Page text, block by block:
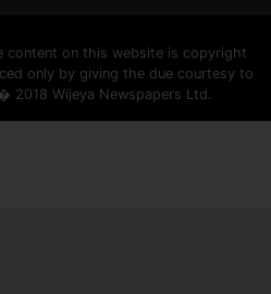
content on this website is copyright
only by giving the due courtesy to
2018 Wijeya Newspapers Ltd.